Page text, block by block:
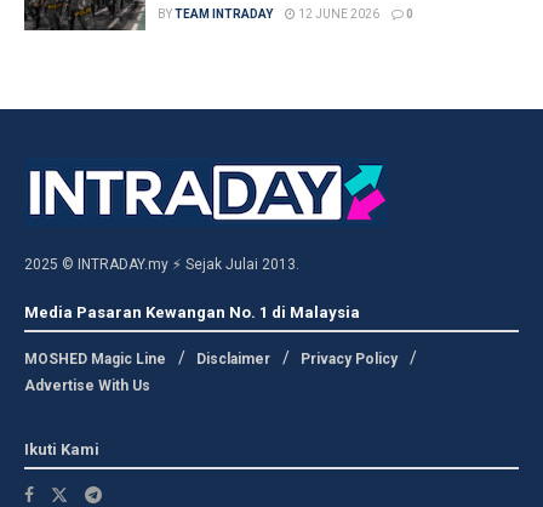
BYTEAM INTRADAY 12 JUNE 2026 0
2025 © INTRADAY.my ⚡ Sejak Julai 2013.
Media Pasaran Kewangan No. 1 di Malaysia
MOSHED Magic Line Disclaimer
Privacy Policy
Advertise With Us
Ikuti Kami